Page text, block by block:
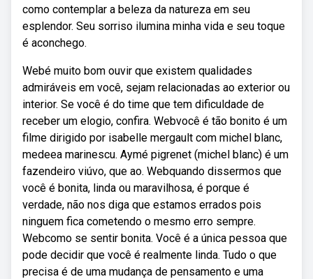
como contemplar a beleza da natureza em seu
esplendor. Seu sorriso ilumina minha vida e seu toque
é aconchego.
Webé muito bom ouvir que existem qualidades
admiráveis em você, sejam relacionadas ao exterior ou
interior. Se você é do time que tem dificuldade de
receber um elogio, confira. Webvocê é tão bonito é um
filme dirigido por isabelle mergault com michel blanc,
medeea marinescu. Aymé pigrenet (michel blanc) é um
fazendeiro viúvo, que ao. Webquando dissermos que
você é bonita, linda ou maravilhosa, é porque é
verdade, não nos diga que estamos errados pois
ninguem fica cometendo o mesmo erro sempre.
Webcomo se sentir bonita. Você é a única pessoa que
pode decidir que você é realmente linda. Tudo o que
precisa é de uma mudança de pensamento e uma